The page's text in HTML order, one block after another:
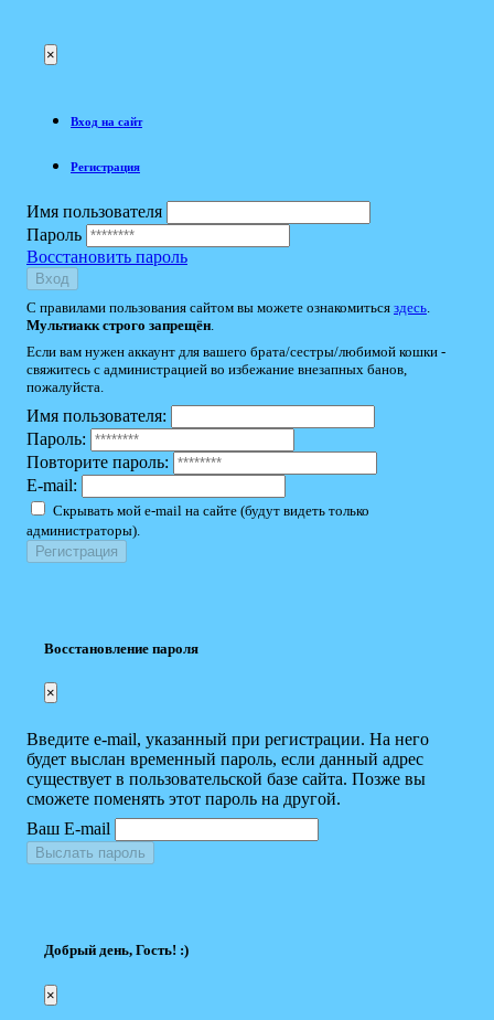
×
Вход на сайт
Регистрация
Имя пользователя
Пароль
Восстановить пароль
Вход
С правилами пользования сайтом вы можете ознакомиться здесь
Мультиакк строго запрещён
Если вам нужен аккаунт для вашего брата/сестры/любимой кошки -
свяжитесь с администрацией во избежание внезапных банов,
пожалуйста.
Имя пользователя:
Пароль:
Повторите пароль:
E-mail:
Скрывать мой e-mail на сайте (будут видеть только
администраторы).
Восстановление пароля
×
Введите e-mail, указанный при регистрации. На него
будет выслан временный пароль, если данный адрес
существует в пользовательской базе сайта. Позже вы
сможете поменять этот пароль на другой.
Ваш E-mail
Выслать пароль
Добрый день, Гость! :)
×